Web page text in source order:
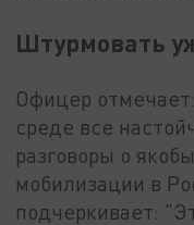
Штурмовать
Офицер
среде все
разговоры о
мобилизации в
подчеркивает: